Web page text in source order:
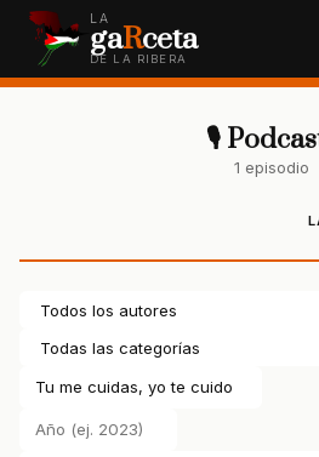
LA
gaRceta
DE LA RIBERA
🎙
1 episodio